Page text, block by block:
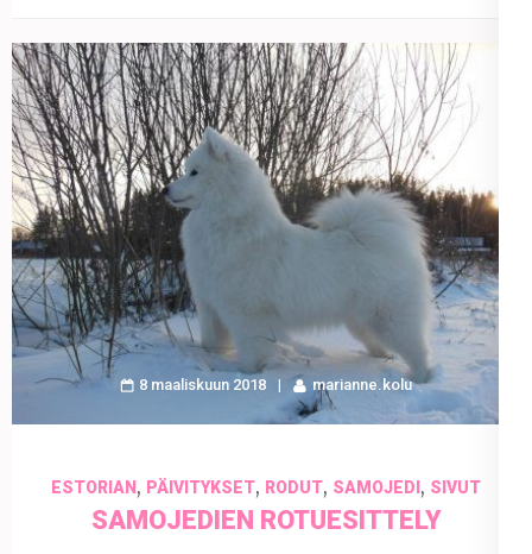
8 maaliskuun 2018 marianne.kolu
ESTORIAN , PÄIVITYKSET, RODUT, SAMOJEDI , SIVUT
SAMOJEDIEN ROTUESITTELY